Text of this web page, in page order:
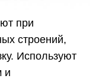
при
строений,
Используют
и